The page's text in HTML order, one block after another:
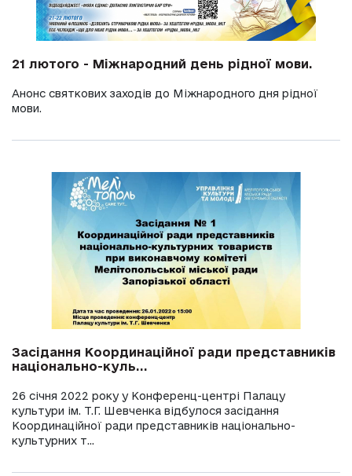
21 лютого - Міжнародний день рідної мови.
Анонс святкових заходів до Міжнародного дня рідної
мови.
Засідання Координаційної ради представників
національно-куль...
26 січня 2022 року у Конференц-центрі Палацу
культури ім. Т.Г. Шевченка відбулося засідання
Координаційної ради представників національно-
культурних т...